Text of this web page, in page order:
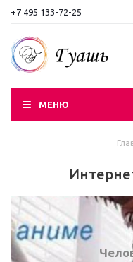
+7 495 133-72-25
МЕНЮ